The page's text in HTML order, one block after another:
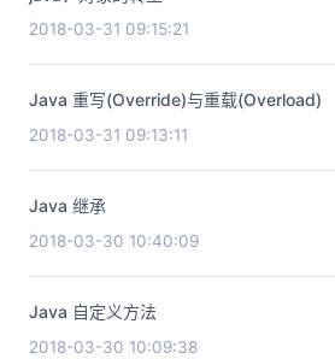
2018-03-31 09:15:21
Java 重写(Override)与重载(Overload)
2018-03-31 09:13:11
Java 继承
2018-03-30 10:40:09
Java 自定义方法
2018-03-30 10:09:38